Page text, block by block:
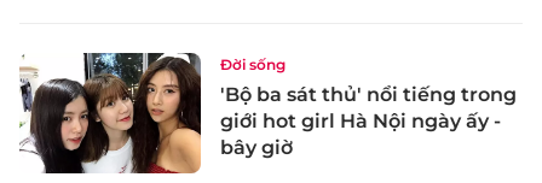
Đời sống
'Bộ ba sát thủ' nổi tiếng trong
giới hot girl Hà Nội ngày ấy -
bây giờ